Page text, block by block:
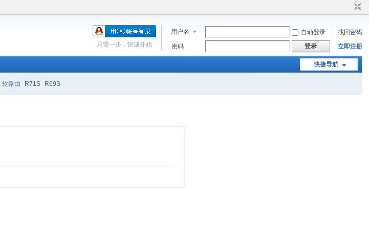
用户名 自动登录
找回密码
密码
登录 立即注册
只需一步，快速开始
快捷导航
软路由 R71S R69S